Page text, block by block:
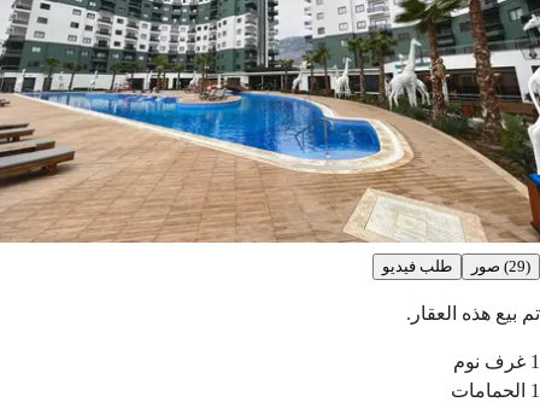
(29) صور طلب فيديو
تم بيع هذه العقار.
1 غرف نوم
1 الحمامات